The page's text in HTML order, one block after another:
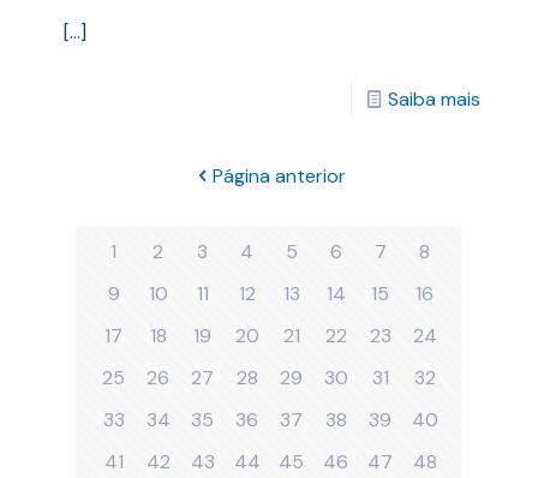
[…]
Saiba mais
Página anterior
1 2 3 4 5 6 7
8
9
10 11 12 13 14 15
16
17
18 19 20 21 22 23
24
25
26 27 28 29 30 31
32
33
34 35 36 37 38 39
40
41
42 43 44 45 46 47
48